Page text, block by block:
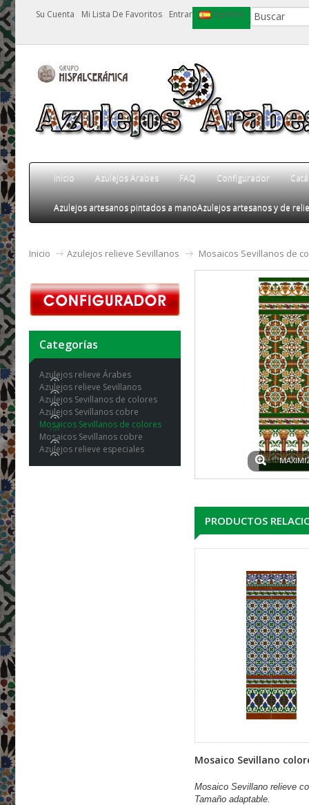
Su Cuenta Mi Lista De Favoritos Entrar Español
Inicio Azulejos Arabes FAQ Configurador
Azulejos artesanos pintados a manoAzulejos artesanos y de
Inicio Azulejos relieve Sevillanos Mosaicos Sevillanos de
Categorías
Azulejos relieve Árabes
Azulejos relieve Sevillanos
Azulejos Sevillanos de colores
Azulejos Sevillanos cobre
Mosaicos Sevillanos de colores
Mosaicos Sevillanos cobre
Azulejos relieve especiales
PRODUCTOS
Mosaico Sevillano
Mosaico Sevillano relieve
Tamaño adaptable.